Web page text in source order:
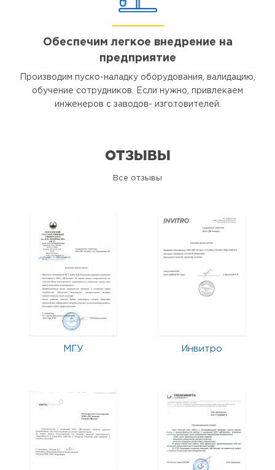
Обеспечим легкое внедрение на
предприятие
Производим пуско-наладку оборудования, валидацию,
обучение сотрудников. Если нужно, привлекаем
инженеров с заводов- изготовителей.
ОТЗЫВЫ
Все отзывы
МГУ Инвитро